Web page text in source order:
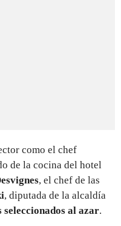
como el chef
de la cocina del hotel
, el chef de las
, diputada de la alcaldía
seleccionados al azar.